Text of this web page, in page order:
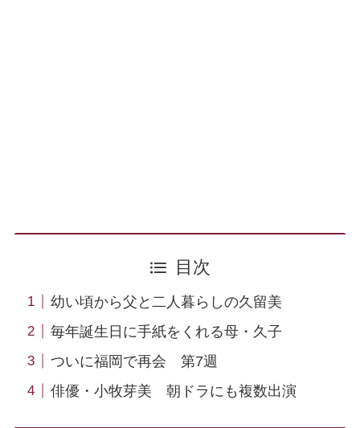
目次
幼い頃から父と二人暮らしの久留美
毎年誕生日に手紙をくれる母・久子
ついに福岡で再会 第7週
俳優・小牧芽美 朝ドラにも複数出演